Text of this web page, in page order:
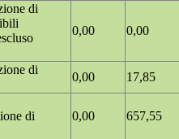
di
0,00 0,00
di
0,00
17,85
di
0,00 657,55